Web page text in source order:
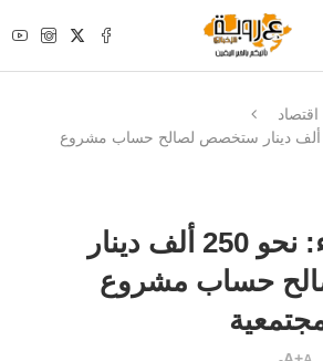
اقتصاد
توزيع الكهرباء: نحو 250 ألف دينار ستخصص لصالح حساب مشروع
توزيع الكهرباء: نحو 250 ألف دينار
حساب مشروع